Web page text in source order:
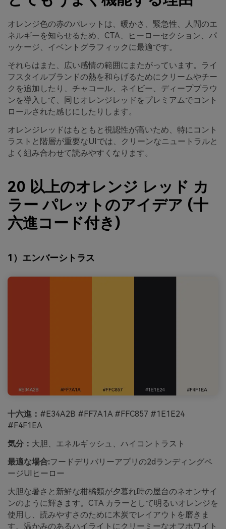
オレンジ色の赤のパレットは、暖かさ、緊急性、人間のエ
ネルギーを知らせるため、CTA、ヒーローセクション、パ
ッケージ、イベントグラフィックに最適です。
それらはまた、広い感情の範囲にまたがっています。ライ
フスタイルブランドの熱を和らげるためにクリームやチー
クを追加したり、チャコール、ネイビー、ディープブラウ
ンを導入して、同じオレンジレッドをプレミアムでコント
ロールされた感じにしたりします。
オレンジレッドはもともと視認性が高いため、特にコント
ラストと階層が重要なUIでは、クリーンなニュートラルと
よく組み合わせて読みやすくなります。
20 以上のオレンジ レッド カ
ラー パレットのアイデア (十
六進コード付き)
1）エンバーシトラス
十六進： #E34A2B #FF7A1A #FFC857 #1E1E24
#F4F1EA
気分： 大胆、エネルギッシュ、ハイコントラスト
最適な場合:フードデリバリーアプリの2dランディングペ
ージUIヒーロー
大胆な暑さと新鮮な柑橘類が夕暮れ時の屋台のネオンサイ
ンのように輝きます。CTA カラーとして明るいオレンジを
使用し、読みやすさのために木炭でレイアウトを磨きま
す。温かみのあるハイライトにクリーミーなオフホワイト